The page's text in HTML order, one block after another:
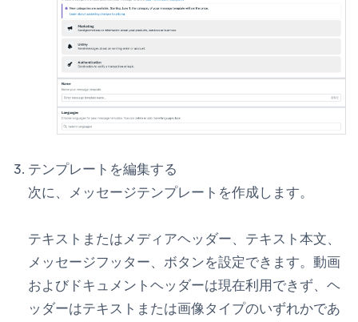
テンプレートを編集する
次に、メッセージテンプレートを作成します。
テキストまたはメディアヘッダー、テキスト本文、
メッセージフッター、ボタンを設定できます。動画
およびドキュメントヘッダーは現在利用できず、ヘ
ッダーはテキストまたは画像タイプのいずれかであ